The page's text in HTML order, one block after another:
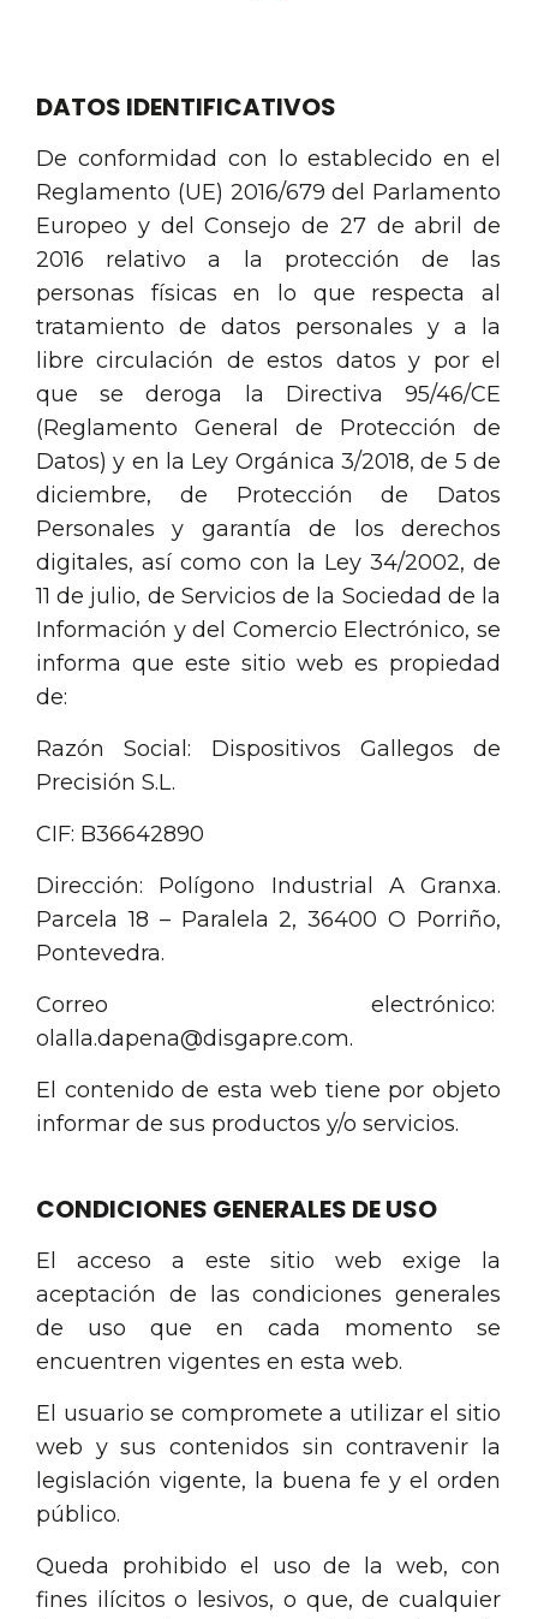
DATOS IDENTIFICATIVOS
De conformidad con lo establecido en el
Reglamento (UE) 2016/679 del Parlamento
Europeo y del Consejo de 27 de abril de
2016 relativo a la protección de las
personas físicas en lo que respecta al
tratamiento de datos personales y a la
libre circulación de estos datos y por el
que se deroga la Directiva 95/46/CE
(Reglamento General de Protección de
Datos) y en la Ley Orgánica 3/2018, de 5 de
diciembre, de Protección de Datos
Personales y garantía de los derechos
digitales, así como con la Ley 34/2002, de
11 de julio, de Servicios de la Sociedad de la
Información y del Comercio Electrónico, se
informa que este sitio web es propiedad
de:
Razón Social: Dispositivos Gallegos de
Precisión S.L.
CIF: B36642890
Dirección: Polígono Industrial A Granxa.
Parcela 18 – Paralela 2, 36400 O Porriño,
Pontevedra.
Correo electrónico:
olalla.dapena@disgapre.com.
El contenido de esta web tiene por objeto
informar de sus productos y/o servicios.
CONDICIONES GENERALES DE USO
El acceso a este sitio web exige la
aceptación de las condiciones generales
de uso que en cada momento se
encuentren vigentes en esta web.
El usuario se compromete a utilizar el sitio
web y sus contenidos sin contravenir la
legislación vigente, la buena fe y el orden
público.
Queda prohibido el uso de la web, con
fines ilícitos o lesivos, o que, de cualquier